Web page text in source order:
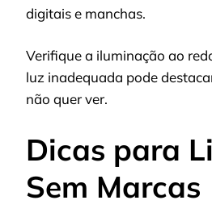
digitais e manchas.
Verifique a iluminação ao
luz inadequada pode
não quer ver.
Dicas para
Sem Marcas